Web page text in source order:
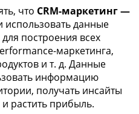
что CRM-маркетинг —
использовать данные
построения всех
маркетинга,
и т. д. Данные
информацию
получать инсайты
растить прибыль.